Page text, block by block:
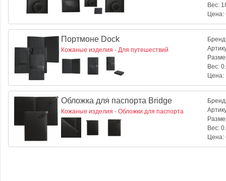
Вес:
Цена:
Портмоне Dock
Кожаные изделия - Для путешествий
Вес:
Цена:
Обложка для паспорта Bridge
Кожаные изделия - Обложки для паспорта
Вес:
Цена: